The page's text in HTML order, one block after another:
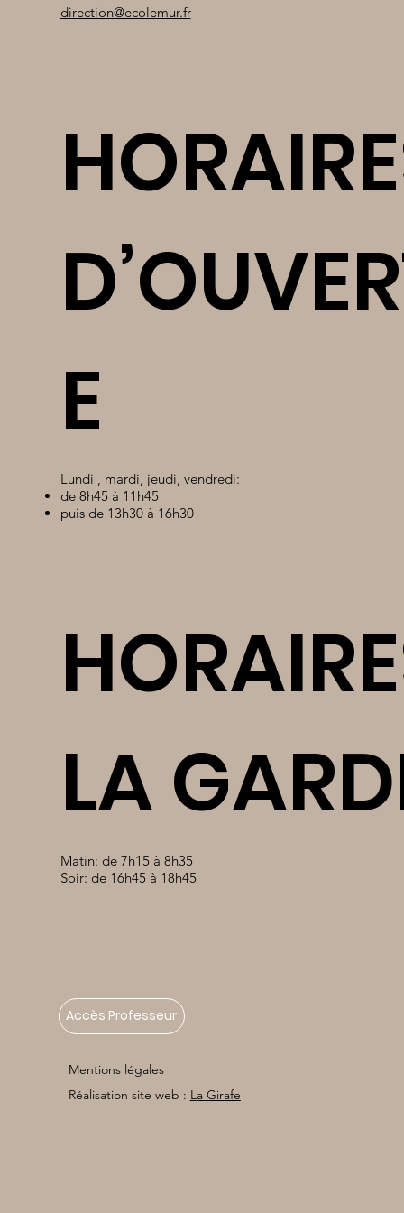
direction@ecolemur.fr
E
Lundi , mardi, jeudi, vendredi:
de 8h45 à 11h45
puis de 13h30 à 16h30
LA
Matin: de 7h15 à 8h35
Soir: de 16h45 à 18h45
Accès Professeur
Mentions légales
Réalisation site web : La Girafe